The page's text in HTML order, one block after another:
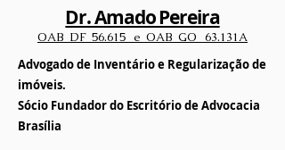
Dr. Amado Pereira
OAB DF 56.615 e OAB GO 63.131A
Advogado de Inventário e Regularização de
imóveis.
Sócio Fundador do Escritório de Advocacia
Brasília